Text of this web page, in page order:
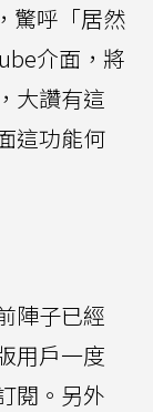
驚呼「居然
介面，將
大讚有這
這功能何
陣子已經
用戶一度
閱。另外